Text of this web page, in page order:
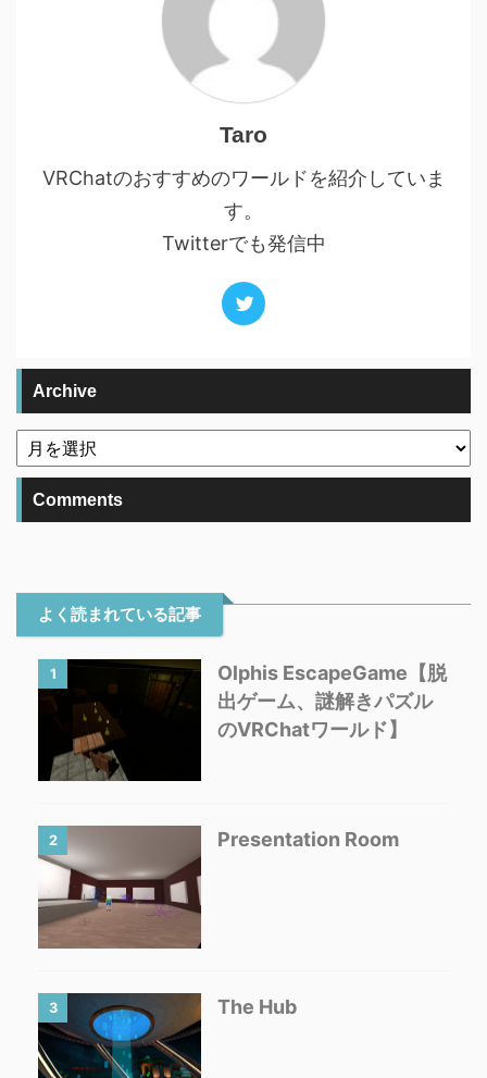
Taro
VRChatのおすすめのワールドを紹介していま
す。
Twitterでも発信中
Archive
Comments
よく読まれている記事
1
Olphis EscapeGame【脱
出ゲーム、謎解きパズル
のVRChatワールド】
2 Presentation Room
3 The Hub